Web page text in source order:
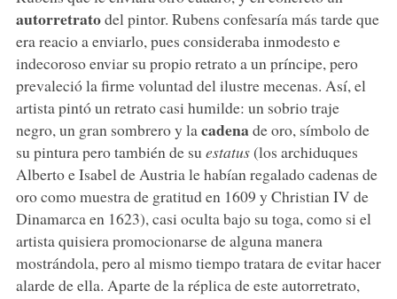
autorretratodel pintor. Rubens confesaría más tarde que
era reacio a enviarlo, pues consideraba inmodesto e
indecoroso enviar su propio retrato a un príncipe, pero
prevaleció la firme voluntad del ilustre mecenas. Así, el
artista pintó un retrato casi humilde: un sobrio traje
negro, un gran sombrero y la cadenade oro, símbolo de
su pintura pero también de su estatus(los archiduques
Alberto e Isabel de Austria le habían regalado cadenas de
oro como muestra de gratitud en 1609 y Christian IV de
Dinamarca en 1623), casi oculta bajo su toga, como si el
artista quisiera promocionarse de alguna manera
mostrándola, pero al mismo tiempo tratara de evitar hacer
alarde de ella. Aparte de la réplica de este autorretrato,